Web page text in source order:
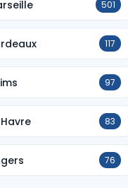
501
117
97
Havre 83
76